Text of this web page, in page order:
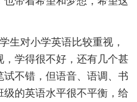
生对小学英语比较重视，
学得很不好，还有几个甚
不错，但语音、语调、书
的英语水平很不平衡，给